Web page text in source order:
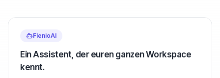
FlenioAI
Ein Assistent, der euren ganzen Workspace
kennt.